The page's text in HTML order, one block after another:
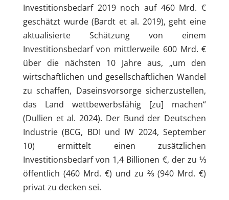
Investitionsbedarf 2019 noch auf 460 Mrd. €
geschätzt wurde (Bardt et al. 2019), geht eine
aktualisierte Schätzung von einem
Investitionsbedarf von mittlerweile 600 Mrd. €
über die nächsten 10 Jahre aus, „um den
wirtschaftlichen und gesellschaftlichen Wandel
zu schaffen, Daseinsvorsorge sicherzustellen,
das Land wettbewerbsfähig [zu] machen“
(Dullien et al. 2024). Der Bund der Deutschen
Industrie (BCG, BDI und IW 2024, September
10) ermittelt einen zusätzlichen
Investitionsbedarf von 1,4 Billionen €, der zu ⅓
öffentlich (460 Mrd. €) und zu ⅔ (940 Mrd. €)
privat zu decken sei.